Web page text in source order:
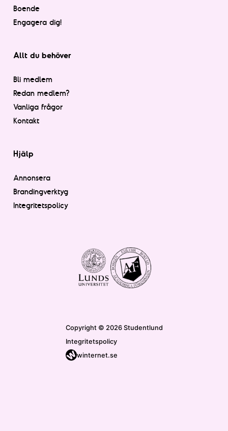
Boende
Engagera dig!
Allt du behöver
Bli medlem
Redan medlem?
Vanliga frågor
Kontakt
Hjälp
Annonsera
Brandingverktyg
Integritetspolicy
Copyright © 2026 Studentlund
Integritetspolicy
winternet.se